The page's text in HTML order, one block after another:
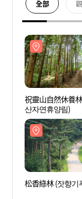
全部
祝靈山自然休養
산자연휴양림)
松香綠林 (잣향기